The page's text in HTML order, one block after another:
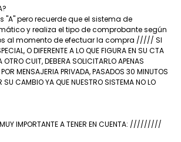
"A" pero recuerde que el sistema de
y realiza el tipo de comprobante según
al momento de efectuar la compra ///// SI
O DIFERENTE A LO QUE FIGURA EN SU CTA
CUIT, DEBERA SOLICITARLO APENAS
MENSAJERIA PRIVADA, PASADOS 30 MINUTOS
SU CAMBIO YA QUE NUESTRO SISTEMA NO LO
IMPORTANTE A TENER EN CUENTA: /////////